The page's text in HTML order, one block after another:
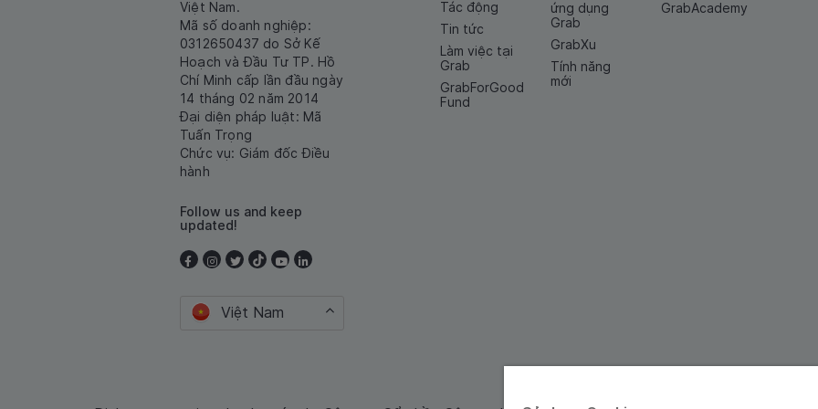
Việt Nam.
Mã số doanh nghiệp:
0312650437 do Sở Kế
Hoạch và Đầu Tư TP. Hồ
Chí Minh cấp lần đầu ngày
14 tháng 02 năm 2014
Đại diện pháp luật: Mã
Tuấn Trọng
Chức vụ: Giám đốc Điều
hành
Follow us and keep
updated!
Việt Nam
Tác động
Tin tức
Làm việc tại
Grab
GrabForGood
Fund
ứng dụng
Grab
GrabXu
Tính năng
mới
GrabAcademy